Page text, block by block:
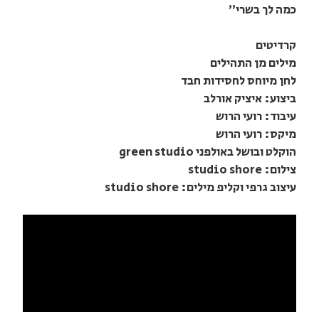
כמה לך בשרי״
קרדיטים
מילים מן התהילים
לחן מיוחס לחסידות חבד
ביצוע: איציק אורלב
עיבוד: רועי הרוש
מיקס: רועי הרוש
הוקלט ובושל באולפני green studio
צילום: studio shore
עיצוב גרפי וקליפ מילים: studio shore